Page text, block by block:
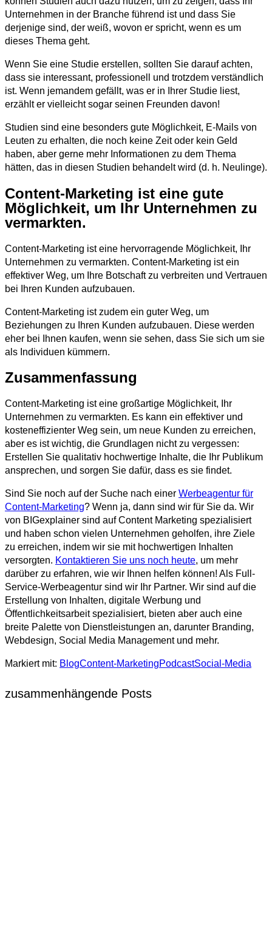
Unternehmen in der Branche führend ist und dass Sie
derjenige sind, der weiß, wovon er spricht, wenn es um
dieses Thema geht.
Wenn Sie eine Studie erstellen, sollten Sie darauf achten,
dass sie interessant, professionell und trotzdem verständlich
ist. Wenn jemandem gefällt, was er in Ihrer Studie liest,
erzählt er vielleicht sogar seinen Freunden davon!
Studien sind eine besonders gute Möglichkeit, E-Mails von
Leuten zu erhalten, die noch keine Zeit oder kein Geld
haben, aber gerne mehr Informationen zu dem Thema
hätten, das in diesen Studien behandelt wird (d. h. Neulinge).
Content-Marketing ist eine gute
Möglichkeit, um Ihr Unternehmen zu
vermarkten.
Content-Marketing ist eine hervorragende Möglichkeit, Ihr
Unternehmen zu vermarkten. Content-Marketing ist ein
effektiver Weg, um Ihre Botschaft zu verbreiten und Vertrauen
bei Ihren Kunden aufzubauen.
Content-Marketing ist zudem ein guter Weg, um
Beziehungen zu Ihren Kunden aufzubauen. Diese werden
eher bei Ihnen kaufen, wenn sie sehen, dass Sie sich um sie
als Individuen kümmern.
Zusammenfassung
Content-Marketing ist eine großartige Möglichkeit, Ihr
Unternehmen zu vermarkten. Es kann ein effektiver und
kosteneffizienter Weg sein, um neue Kunden zu erreichen,
aber es ist wichtig, die Grundlagen nicht zu vergessen:
Erstellen Sie qualitativ hochwertige Inhalte, die Ihr Publikum
ansprechen, und sorgen Sie dafür, dass es sie findet.
Sind Sie noch auf der Suche nach einer Werbeagentur für
Content-Marketing? Wenn ja, dann sind wir für Sie da. Wir
von BIGexplainer sind auf Content Marketing spezialisiert
und haben schon vielen Unternehmen geholfen, ihre Ziele
zu erreichen, indem wir sie mit hochwertigen Inhalten
versorgten. Kontaktieren Sie uns noch heute, um mehr
darüber zu erfahren, wie wir Ihnen helfen können! Als Full-
Service-Werbeagentur sind wir Ihr Partner. Wir sind auf die
Erstellung von Inhalten, digitale Werbung und
Öffentlichkeitsarbeit spezialisiert, bieten aber auch eine
breite Palette von Dienstleistungen an, darunter Branding,
Webdesign, Social Media Management und mehr.
Markiert mit: BlogContent-MarketingPodcastSocial-Media
zusammenhängende Posts